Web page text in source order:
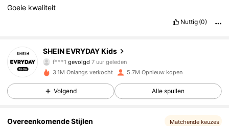
Goeie kwaliteit
Nuttig (0)
SHEIN EVRYDAY Kids
7 uur geleden
a***i is aan het browsen
4.90 427K Volgers
3.1M Onlangs verkocht 5.7M Opnieuw kopen
Volgend Alle spullen
Overeenkomende Stijlen Matchende keuzes